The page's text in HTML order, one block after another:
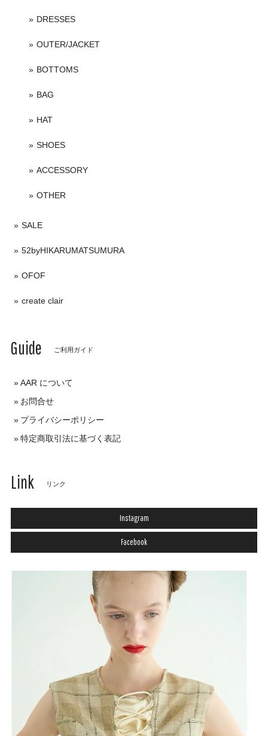
DRESSES
OUTER/JACKET
BOTTOMS
BAG
HAT
SHOES
ACCESSORY
OTHER
SALE
52byHIKARUMATSUMURA
OFOF
create clair
Guide ご利用ガイド
AAR について
お問合せ
プライバシーポリシー
特定商取引法に基づく表記
Link リンク
Instagram
Facebook